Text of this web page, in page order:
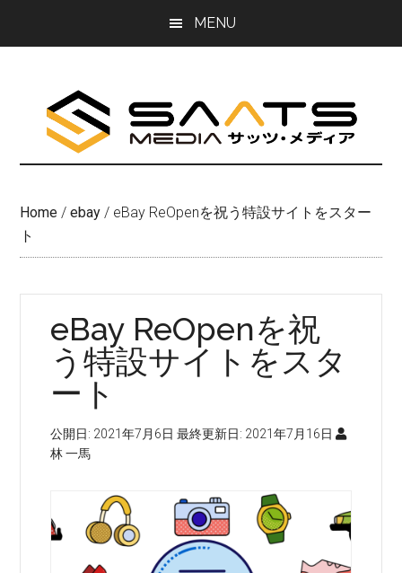
MENU
Home / ebay / eBay ReOpenを祝う特設サイトをスター
ト
eBay ReOpenを祝
う特設サイトをスタ
ート
公開日: 2021年7月6日 最終更新日: 2021年7月16日
林 一馬